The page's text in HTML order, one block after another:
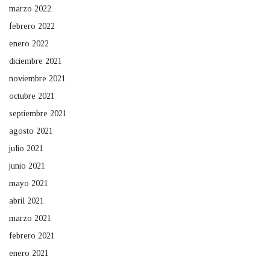
marzo 2022
febrero 2022
enero 2022
diciembre 2021
noviembre 2021
octubre 2021
septiembre 2021
agosto 2021
julio 2021
junio 2021
mayo 2021
abril 2021
marzo 2021
febrero 2021
enero 2021